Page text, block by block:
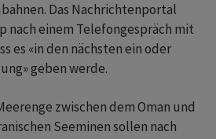
Das Nachrichtenportal
nach einem Telefongespräch mit
es «in den nächsten ein oder
geben werde.
zwischen dem Oman und
Seeminen sollen nach